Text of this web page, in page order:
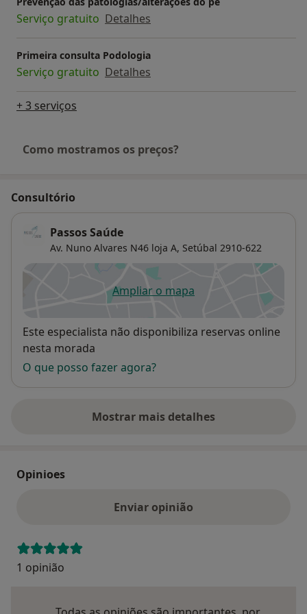
Serviço gratuito Detalhes
Primeira consulta Podologia
Serviço gratuito Detalhes
+ 3 serviços
Como mostramos os preços?
Consultório
Passos Saúde
Av. Nuno Alvares N46 loja A, Setúbal 2910-622
Ampliar o mapaabre num novo separador
Disponibilidade
Este especialista não disponibiliza reservas online
nesta morada
O que posso fazer agora?
Mostrar mais detalhes
sobre o endereço
Opinioes
Enviar opinião
1 opinião